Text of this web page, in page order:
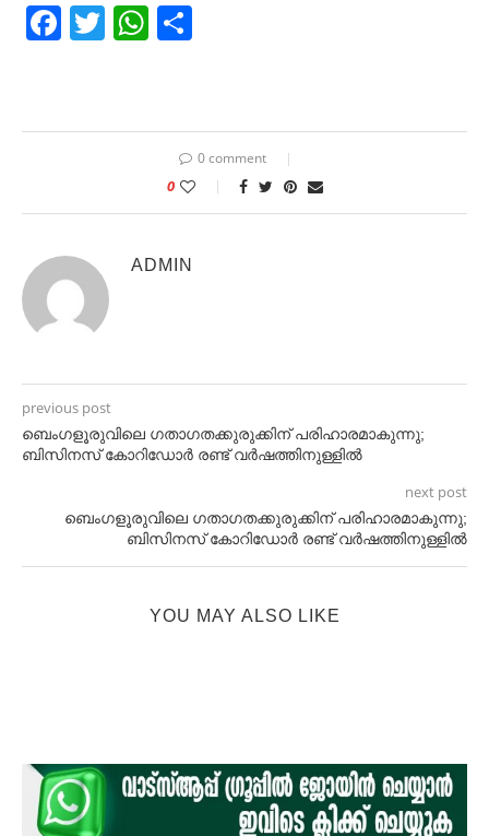
Facebook
TwitterWhatsApp
0 comment
0
ADMIN
previous post
ബെംഗളൂരുവിലെ ഗതാഗതക്കുരുക്കിന് പരിഹാരമാകുന്നു;
ബിസിനസ് കോറിഡോര്‍ രണ്ട് വര്‍ഷത്തിനുള്ളില്‍
next post
ബെംഗളൂരുവിലെ ഗതാഗതക്കുരുക്കിന് പരിഹാരമാകുന്നു;
ബിസിനസ് കോറിഡോര്‍ രണ്ട് വര്‍ഷത്തിനുള്ളില്‍
YOU MAY ALSO LIKE